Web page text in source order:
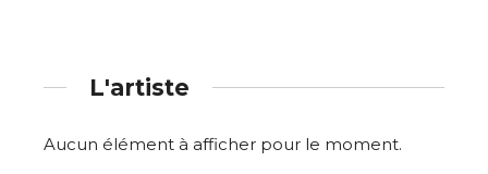
L'artiste
Aucun élément à afficher pour le moment.